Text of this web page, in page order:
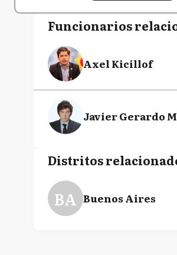
Funcionarios
Axel Kicillof
Javier Gerardo
Distritos
BA Buenos Aires